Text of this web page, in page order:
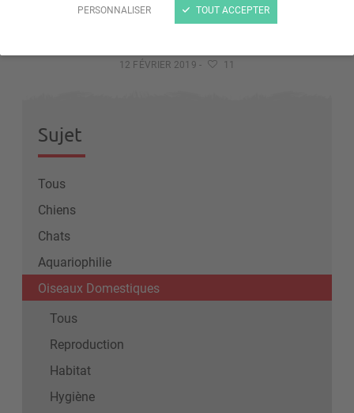
PERSONNALISER TOUT ACCEPTER
Achat d'un perroquet EAM : ce que vous devez
12 FÉVRIER 2019- 11
Sujet
Tous
Chiens
Chats
Aquariophilie
Oiseaux Domestiques
Tous
Reproduction
Habitat
Hygiène